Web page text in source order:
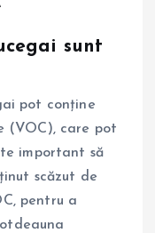
sunt
pot conține
(VOC), care pot
important să
scăzut de
pentru a